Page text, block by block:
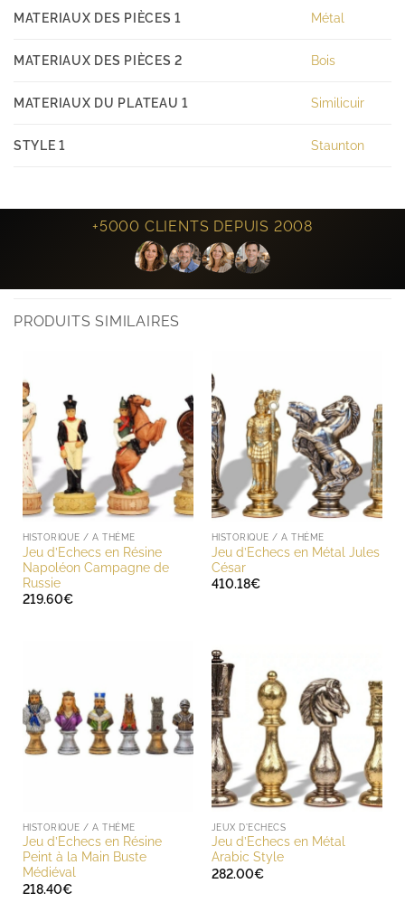
MATERIAUX DES PIÈCES 1 Métal
MATERIAUX DES PIÈCES 2 Bois
MATERIAUX DU PLATEAU 1 Similicuir
STYLE 1 Staunton
+5000 CLIENTS DEPUIS 2008
PRODUITS SIMILAIRES
HISTORIQUE / A THÈME
Jeu d’Echecs en Résine
Napoléon Campagne de
Russie
219.60€
HISTORIQUE / A THÈME
Jeu d’Echecs en Métal Jules
César
410.18€
HISTORIQUE / A THÈME
Jeu d’Echecs en Résine
Peint à la Main Buste
Médiéval
218.40€
JEUX D'ECHECS
Jeu d’Echecs en Métal
Arabic Style
282.00€